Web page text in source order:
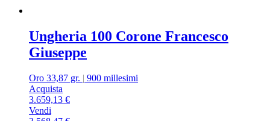
Ungheria 100 Corone Francesco
Giuseppe
Oro 33,87 gr. | 900 millesimi
Acquista
3.659,13 €
Vendi